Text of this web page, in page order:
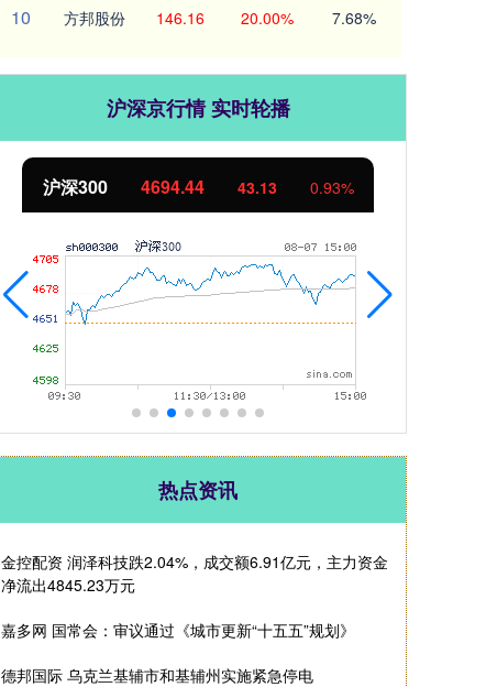
10 方邦股份 146.16 20.00% 7.68%
沪深京行情 实时轮播
北证50 1134.24 11.37 1.01%
热点资讯
金控配资 润泽科技跌2.04%，成交额6.91亿元，主力资金
净流出4845.23万元
嘉多网 国常会：审议通过《城市更新“十五五”规划》
德邦国际 乌克兰基辅市和基辅州实施紧急停电